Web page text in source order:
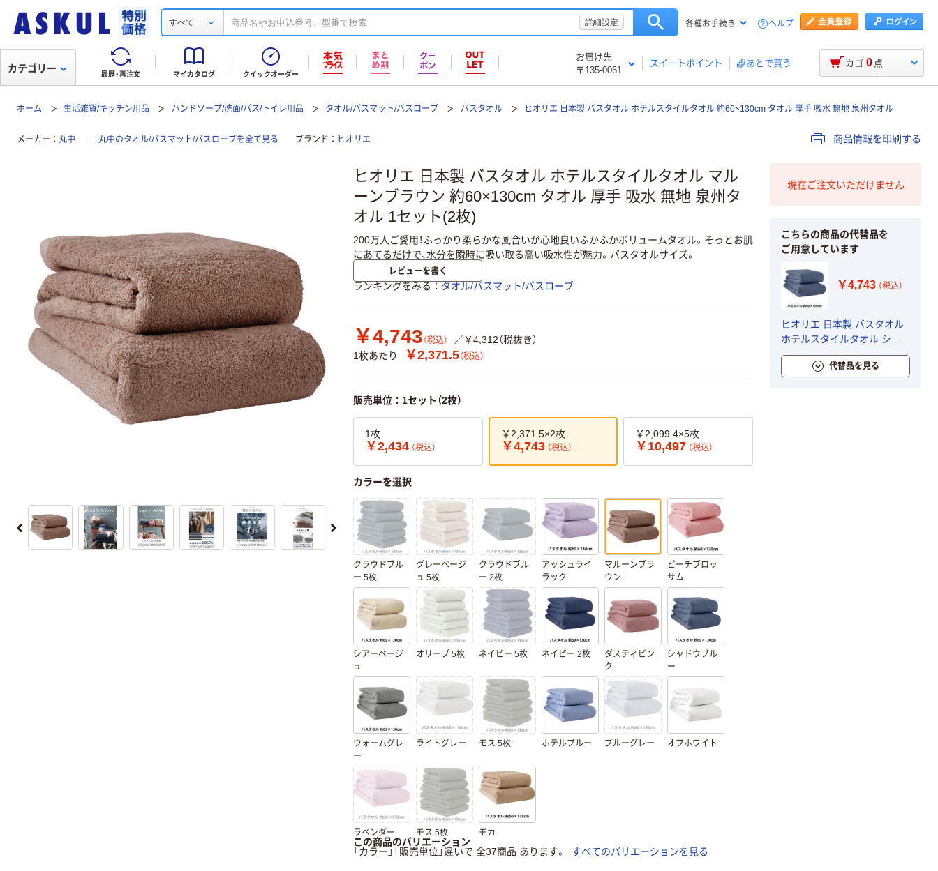
すべて 詳細設定 各種お手続き ヘルプ
履歴・再注文 マイカタログ クイックオーダー
お届け先
〒135-0061
スイートポイント あとで買う
カテゴリー カゴ 0 点
ホーム 生活雑貨/キッチン用品 ハンドソープ/洗面/バス/トイレ用品 タオル/バスマット/バスローブ バスタオル ヒオリエ 日本製 バスタオル ホテルスタイルタオル 約60×130cm タオル 厚手 吸水 無地 泉州タオル
メーカー 丸中 丸中のタオル/バスマット/バスローブを全て見る ブランド ヒオリエ 商品情報を印刷する
ヒオリエ 日本製 バスタオル ホテルスタイルタオル マル
ーンブラウン 約60×130cm タオル 厚手 吸水 無地 泉州タ
オル 1セット(2枚)
200万人ご愛用！ふっかり柔らかな風合いが心地良いふかふかボリュームタオル。そっとお肌
にあてるだけで、水分を瞬時に吸い取る高い吸水性が魅力。バスタオルサイズ。
レビューを書く
ランキングをみる タオル/バスマット/バスローブ
￥4,743 （税込）
／￥4,312（税抜き）
1枚あたり
￥2,371.5（税込）
販売単位：1セット（2枚）
1枚
￥2,434 （税込）
￥2,371.5×2枚
￥4,743 （税込）
￥2,099.4×5枚
￥10,497 （税込）
カラーを選択
クラウドブル
ー 5枚
グレーベージ
ュ 5枚
クラウドブル
ー 2枚
アッシュライ
ラック
マルーンブラ
ウン
ピーチブロッ
サム
シアーベージ
ュ
オリーブ 5枚 ネイビー 5枚 ネイビー 2枚
ダスティピン
ク
シャドウブル
ー
ウォームグレ
ー
ライトグレー モス 5枚 ホテルブルー ブルーグレー オフホワイト
ラベンダー モス 5枚 モカ
この商品のバリエーション
「カラー」「販売単位」違いで 全37商品 あります。
すべてのバリエーションを見る
現在ご注文いただけません
こちらの商品の代替品を
ご用意しています
￥4,743 （税込）
ヒオリエ 日本製 バスタオル
ホテルスタイルタオル シャ
ドウブルー 約60×130cm タ
オル 厚手 吸水 セット 無地
代替品を見る